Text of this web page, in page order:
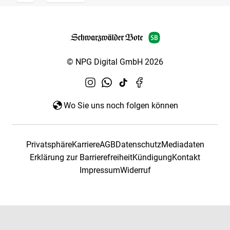
© NPG Digital GmbH 2026
Wo Sie uns noch folgen können
PrivatsphäreKarriereAGBDatenschutzMediadaten
Erklärung zur BarrierefreiheitKündigungKontakt
ImpressumWiderruf